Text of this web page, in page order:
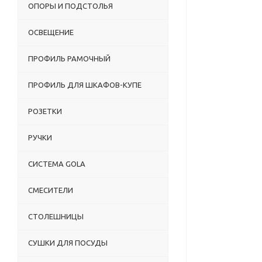
ОПОРЫ И ПОДСТОЛЬЯ
ОСВЕЩЕНИЕ
ПРОФИЛЬ РАМОЧНЫЙ
ПРОФИЛЬ ДЛЯ ШКАФОВ-КУПЕ
РОЗЕТКИ
РУЧКИ
СИСТЕМА GOLA
СМЕСИТЕЛИ
СТОЛЕШНИЦЫ
СУШКИ ДЛЯ ПОСУДЫ